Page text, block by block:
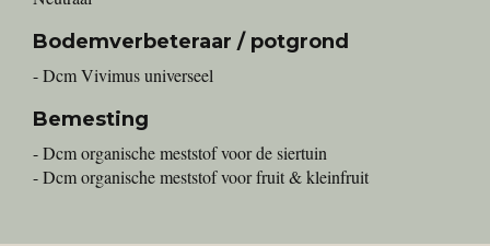
Bodemverbeteraar / potgrond
- Dcm Vivimus universeel
Bemesting
- Dcm organische meststof voor de siertuin
- Dcm organische meststof voor fruit & kleinfruit